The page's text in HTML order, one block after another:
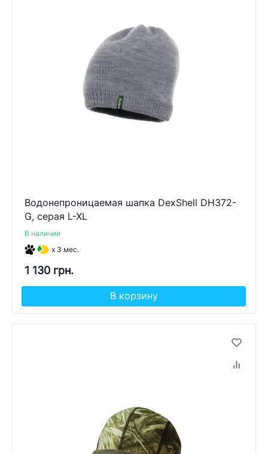
Водонепроницаемая шапка DexShell DH372-
G, серая L-XL
В наличии
x 3 мес.
1 130 грн.
В корзину